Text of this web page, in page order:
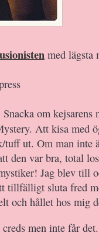
med lägsta
om kejsarens
Att kisa med
tuff ut. Om man
den var bra, total
Jag blev till
tillfälligt sluta fred
och hållet hos mig
men inte får